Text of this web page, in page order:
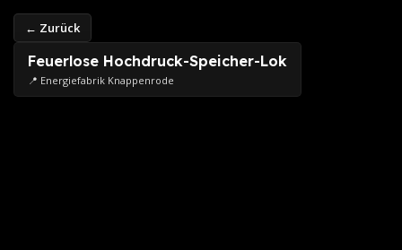
← Zurück
Feuerlose Hochdruck-Speicher-Lok
📍 Energiefabrik Knappenrode